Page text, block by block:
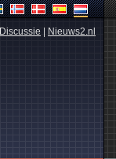
Discussie Nieuws2.nl